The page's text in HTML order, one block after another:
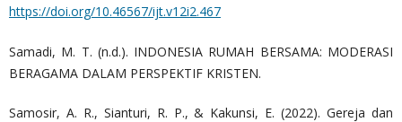
https://doi.org/10.46567/ijt.v12i2.467
Samadi, M. T. (n.d.). INDONESIA RUMAH BERSAMA: MODERASI
BERAGAMA DALAM PERSPEKTIF KRISTEN.
Samosir, A. R., Sianturi, R. P., & Kakunsi, E. (2022). Gereja dan